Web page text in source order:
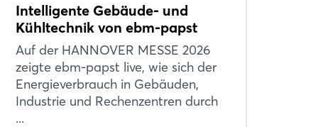
Intelligente Gebäude- und
Kühltechnik von ebm-papst
Auf der HANNOVER MESSE 2026
zeigte ebm-papst live, wie sich der
Energieverbrauch in Gebäuden,
Industrie und Rechenzentren durch
...